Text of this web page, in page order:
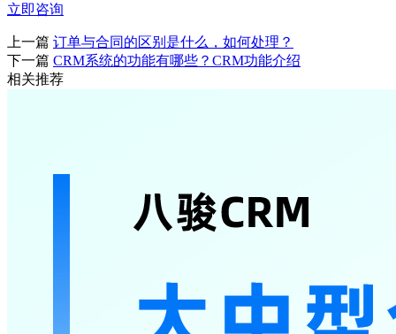
立即咨询
上一篇 订单与合同的区别是什么，如何处理？
下一篇 CRM系统的功能有哪些？CRM功能介绍
相关推荐